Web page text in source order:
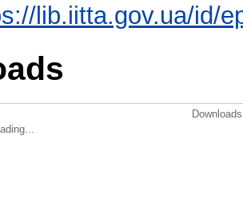
lib.iitta.gov.ua/id/